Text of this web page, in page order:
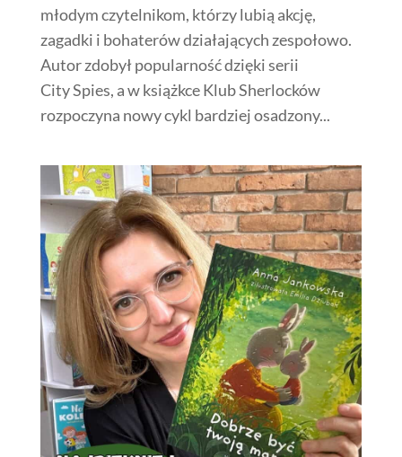
młodym czytelnikom, którzy lubią akcję,
zagadki i bohaterów działających zespołowo.
Autor zdobył popularność dzięki serii
City Spies, a w książkce Klub Sherlocków
rozpoczyna nowy cykl bardziej osadzony...